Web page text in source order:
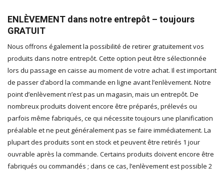
ENLÈVEMENT dans notre entrepôt – toujours
GRATUIT
Nous offrons également la possibilité de retirer gratuitement vos
produits dans notre entrepôt. Cette option peut être sélectionnée
lors du passage en caisse au moment de votre achat. Il est important
de passer d’abord la commande en ligne avant l’enlèvement. Notre
point d’enlèvement n’est pas un magasin, mais un entrepôt. De
nombreux produits doivent encore être préparés, prélevés ou
parfois même fabriqués, ce qui nécessite toujours une planification
préalable et ne peut généralement pas se faire immédiatement. La
plupart des produits sont en stock et peuvent être retirés 1 jour
ouvrable après la commande. Certains produits doivent encore être
fabriqués ou commandés ; dans ce cas, l’enlèvement est possible 2